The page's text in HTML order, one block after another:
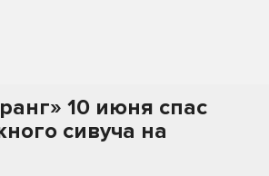
10 июня спас
сивуча на